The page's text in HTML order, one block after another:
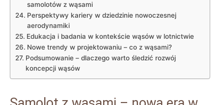
samolotów z wąsami
Perspektywy kariery w dziedzinie nowoczesnej
‍aerodynamiki
Edukacja i badania w kontekście ⁢wąsów w lotnictwie
Nowe trendy w projektowaniu – co z wąsami?
Podsumowanie – dlaczego warto śledzić rozwój
koncepcji ​wąsów